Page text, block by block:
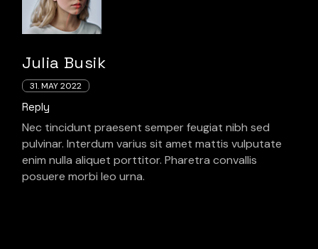
Julia Busik
31. MAY 2022
Reply
Nec tincidunt praesent semper feugiat nibh sed
pulvinar. Interdum varius sit amet mattis vulputate
enim nulla aliquet porttitor. Pharetra convallis
posuere morbi leo urna.